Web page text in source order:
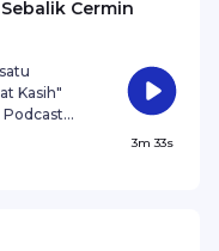
Cermin
Kasih"
Podcast
3m 33s